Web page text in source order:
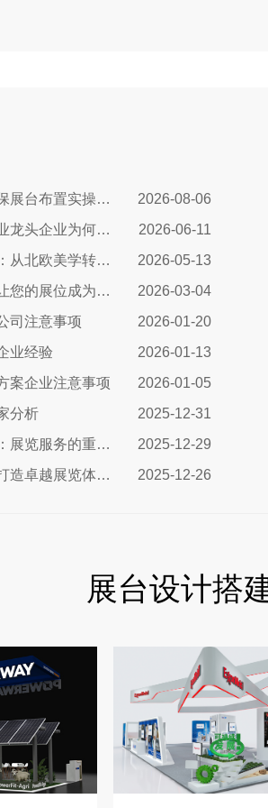
墨西哥跨境花卉苗木展环保展台布置实操指南：避开行业骗局，靠绿色展台拿下北美花卉订单 2026-08-06
从沃尔沃到宜家：瑞典行业龙头企业为何信赖我们的展台设计？
2026-06-11
挪威营销导向型展台设计：从北欧美学转化为商业增长
2026-05-13
匈牙利玩具展搭建服务：让您的展位成为布达佩斯最闪亮的明星
2026-03-04
司注意事项
2026-01-20
业经验
2026-01-13
案企业注意事项
2026-01-05
分析
2025-12-31
德国化工展会展服务厂家：展览服务的重要性及选择指南
2025-12-29
德国展台制作搭建公司：打造卓越展览体验的专业选择
2025-12-26
展台设计搭